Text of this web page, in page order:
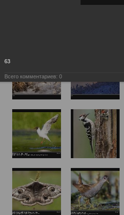
63
Всего комментариев: 0